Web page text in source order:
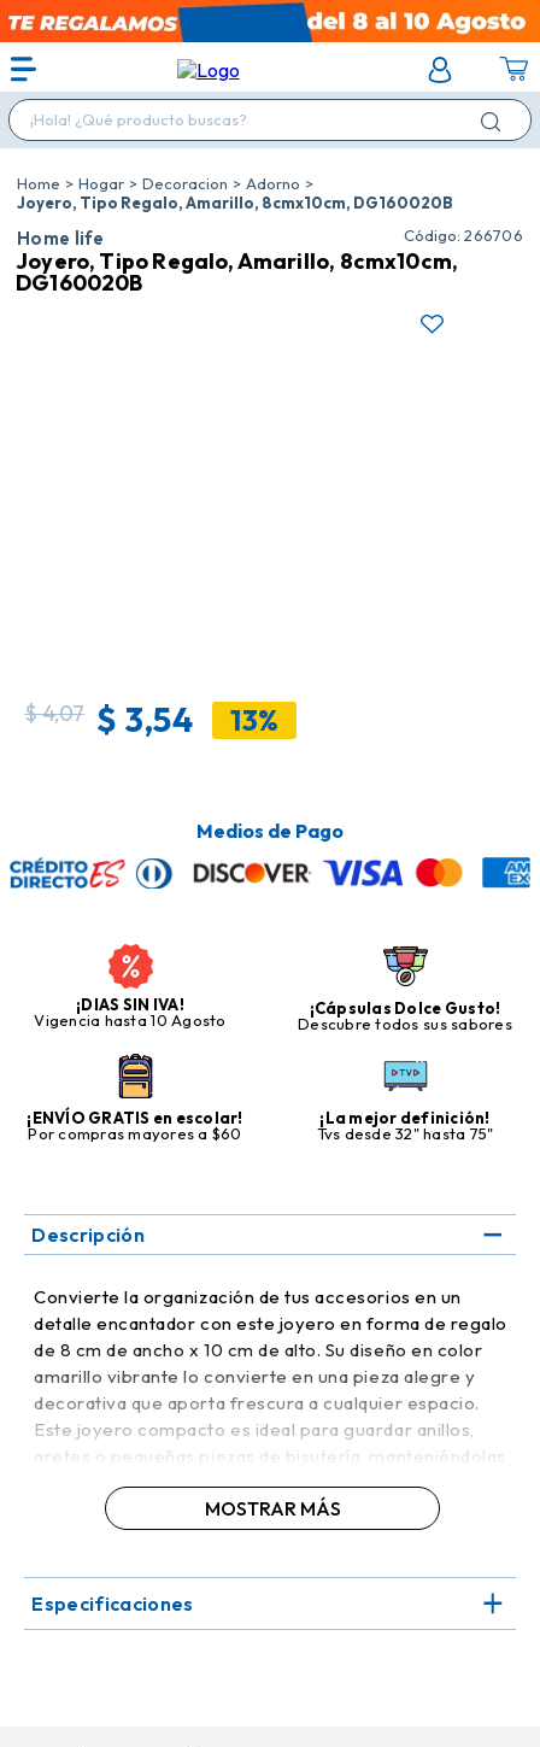
¡Hola! ¿Qué producto buscas?
Hogar Decoracion
Adorno
Joyero, Tipo Regalo, Amarillo, 8cmx10cm, DG160020B
Home life : 266706
Joyero, Tipo Regalo, Amarillo, 8cmx10cm,
DG160020B
$4,07 $ 3,54 13%
Medios de Pago
¡DIAS SIN IVA!
Vigencia hasta 10 Agosto
¡Cápsulas Dolce Gusto!
Descubre todos sus sabores
¡ENVÍO GRATIS en escolar!
Por compras mayores a $60
¡La mejor definición!
Tvs desde 32" hasta 75"
Descripción
Convierte la organización de tus accesorios en un
detalle encantador con este joyero en forma de regalo
de 8 cm de ancho x 10 cm de alto. Su diseño en color
amarillo vibrante lo convierte en una pieza alegre y
decorativa que aporta frescura a cualquier espacio.
Este joyero compacto es ideal para guardar anillos,
aretes o pequeñas piezas de bisutería, manteniéndolas
seguras y siempre al alcance.
Su estilo creativo lo hace perfecto no solo para uso
quienes disfrutan de detalles únicos. Un complemento
decorativo práctico y versátil que se integra
MOSTRAR MÁS
Especificaciones